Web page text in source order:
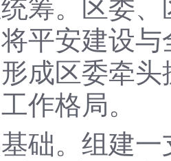
。区委、
平安建设
成区委牵
作格局。
。组建一